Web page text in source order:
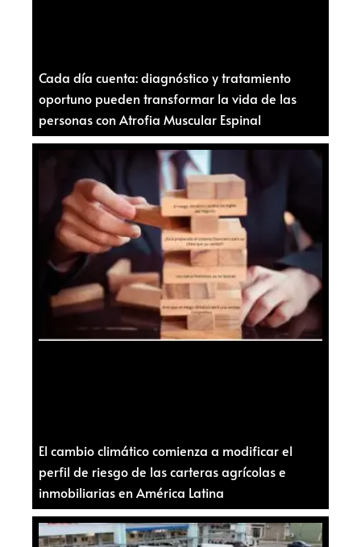
Cada día cuenta: diagnóstico y tratamiento
oportuno pueden transformar la vida de las
personas con Atrofia Muscular Espinal
El cambio climático comienza a modificar el
perfil de riesgo de las carteras agrícolas e
inmobiliarias en América Latina